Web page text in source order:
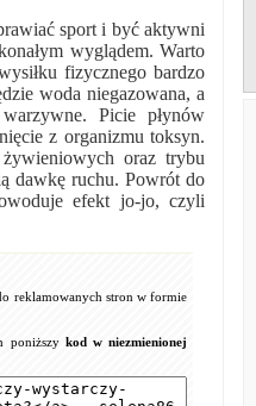
sport i być aktywni
wyglądem. Warto
fizycznego bardzo
woda niegazowana, a
Picie płynów
z organizmu toksyn.
oraz trybu
dawkę ruchu. Powrót do
efekt jo-jo, czyli
reklamowanych stron w formie
poniższy kod w niezmienionej